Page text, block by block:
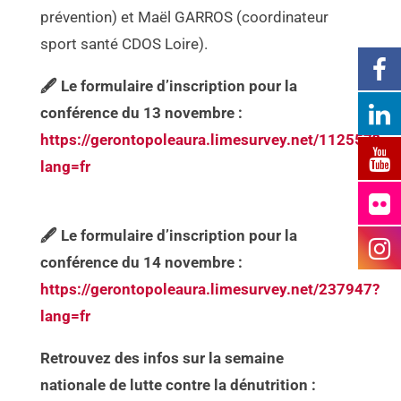
prévention) et Maël GARROS (coordinateur
sport santé CDOS Loire).
🖋 Le formulaire d’inscription pour la
conférence du 13 novembre :
https://gerontopoleaura.limesurvey.net/112557?
lang=fr
🖋 Le formulaire d’inscription pour la
conférence du 14 novembre :
https://gerontopoleaura.limesurvey.net/237947?
lang=fr
Retrouvez des infos sur la semaine
nationale de lutte contre la dénutrition :